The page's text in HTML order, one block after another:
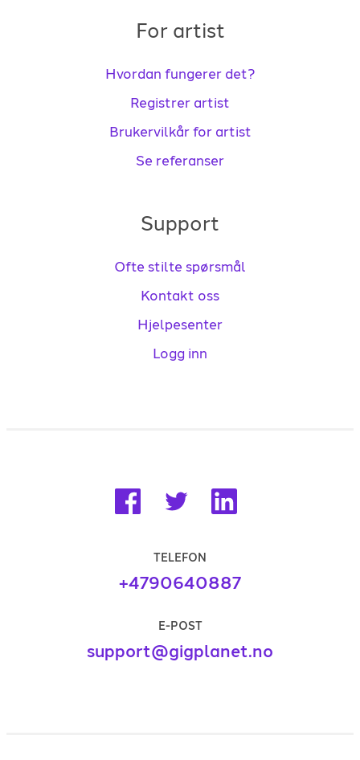
For artist
Hvordan fungerer det?
Registrer artist
Brukervilkår for artist
Se referanser
Support
Ofte stilte spørsmål
Kontakt oss
Hjelpesenter
Logg inn
TELEFON
+4790640887
E-POST
support@gigplanet.no